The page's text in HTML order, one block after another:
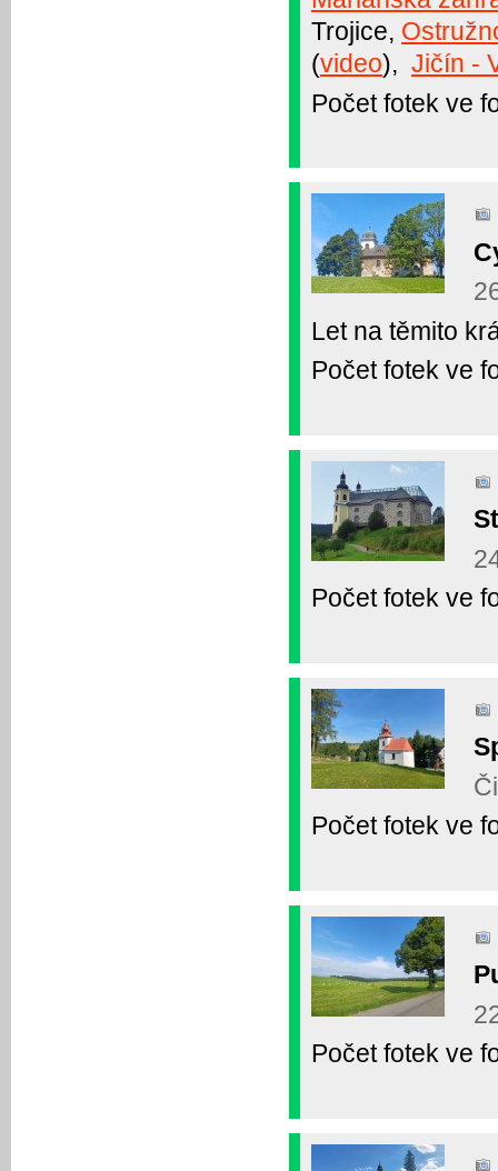
Trojice,
(video), Jičín -
Počet fotek ve
Let na těmito
Počet fotek ve
Počet fotek ve
Počet fotek ve
Počet fotek ve